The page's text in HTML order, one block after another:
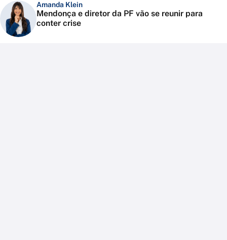
Amanda Klein
Mendonça e diretor da PF vão se reunir para
conter crise